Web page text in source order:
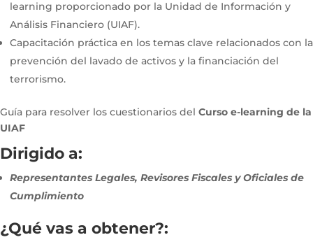
learning proporcionado por la Unidad de Información y
Análisis Financiero (UIAF).
Capacitación práctica en los temas clave relacionados con la
prevención del lavado de activos y la financiación del
terrorismo.
Guía para resolver los cuestionarios del Curso e-learning de la
UIAF
Dirigido a:
Representantes Legales, Revisores Fiscales y Oficiales de
Cumplimiento
¿Qué vas a obtener?: